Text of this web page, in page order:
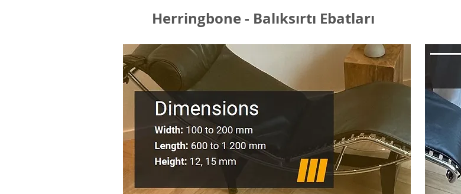
Herringbone - Balıksırtı Ebatları